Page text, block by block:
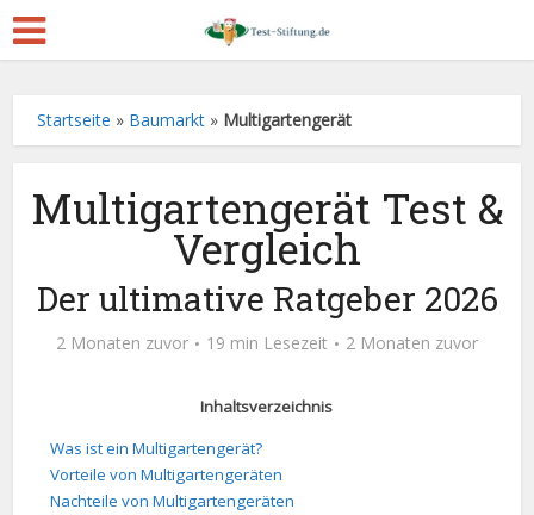
Startseite » Baumarkt » Multigartengerät
Multigartengerät Test &
Vergleich
Der ultimative Ratgeber 2026
2 Monaten zuvor 19 min Lesezeit 2 Monaten zuvor
Inhaltsverzeichnis
Was ist ein Multigartengerät?
Vorteile von Multigartengeräten
Nachteile von Multigartengeräten